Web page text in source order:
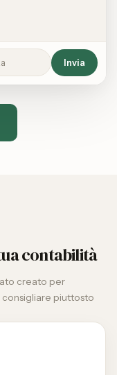
Invia
contabilità
creato per
piuttosto